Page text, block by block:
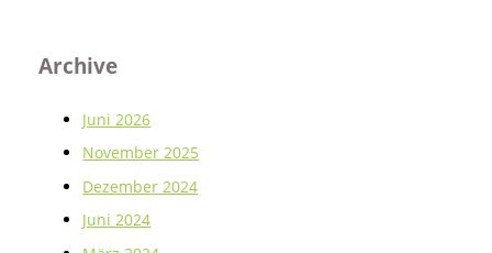
Archive
Juni 2026
November 2025
Dezember 2024
Juni 2024